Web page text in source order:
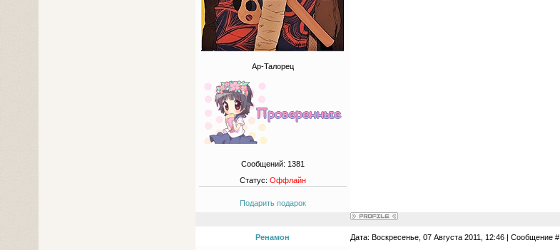
Ар-Талорец
Сообщений: 1381
Статус: Оффлайн
Подарить подарок
Ренамон Дата: Воскресенье, 07 Августа 2011, 12:46 | Сообщение #